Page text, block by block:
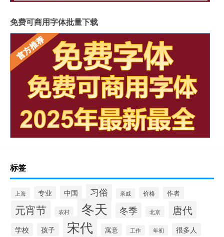
免费可商用字体批量下载
标签
上海 专业 中国 习俗 亲戚 价格 作者
元宵节 农村 冬天 冬季 北京 唐代
学校 孩子 宋代 寓意 工作 年初 很多人